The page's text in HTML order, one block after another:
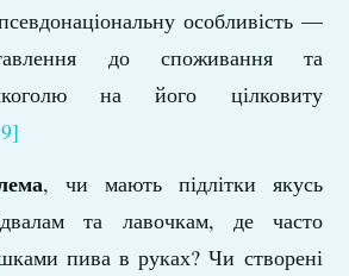
особливість —
до споживання та
на його цілковиту
, чи мають підлітки якусь
та лавочкам, де часто
пива в руках? Чи створені